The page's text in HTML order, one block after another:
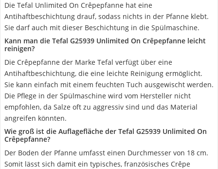
Die Tefal Unlimited On Crêpepfanne hat eine
Antihaftbeschichtung drauf, sodass nichts in der Pfanne klebt.
Sie darf auch mit dieser Beschichtung in die Spülmaschine.
Kann man die Tefal G25939 Unlimited On Crêpepfanne leicht
reinigen?
Die Crêpepfanne der Marke Tefal verfügt über eine
Antihaftbeschichtung, die eine leichte Reinigung ermöglicht.
Sie kann einfach mit einem feuchten Tuch ausgewischt werden.
Die Pflege in der Spülmaschine wird vom Hersteller nicht
empfohlen, da Salze oft zu aggressiv sind und das Material
angreifen könnten.
Wie groß ist die Auflagefläche der Tefal G25939 Unlimited On
Crêpepfanne?
Der Boden der Pfanne umfasst einen Durchmesser von 18 cm.
Somit lässt sich damit ein typisches, französisches Crêpe